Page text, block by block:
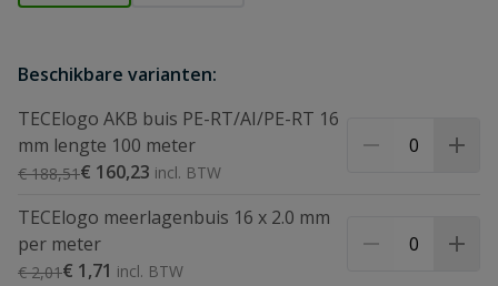
Beschikbare varianten:
TECElogo AKB buis PE-RT/AI/PE-RT 16
mm lengte 100 meter
Speciale prijs
€ 160,23
Normale prijs
€ 188,51
TECElogo meerlagenbuis 16 x 2.0 mm
per meter
Speciale prijs
€ 1,71
Normale prijs
€ 2,01